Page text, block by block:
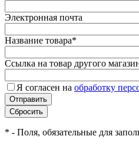
Электронная почта
Название товара*
Ссылка на товар другого
Я согласен на обработку
* - Поля, обязательные для